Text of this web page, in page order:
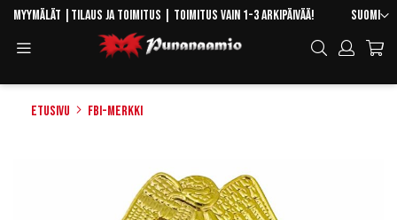
Skip
Content
Kieli
Suomi
Myymälät Tilaus ja toimitus | Toimitus vain 1-3 arkipäivää!
Hae
Etusivu FBI-merkki